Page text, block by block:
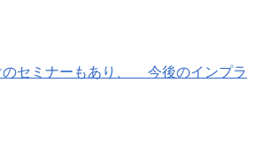
セミナーもあり、 今後のインプラ